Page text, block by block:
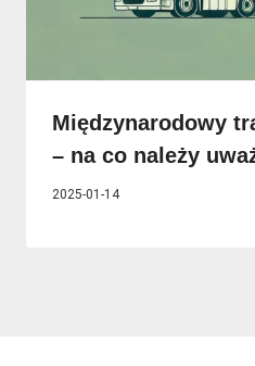
Międzynarodowy
– na co należy
2025-01-14